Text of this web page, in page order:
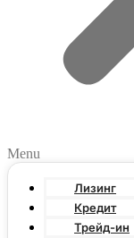
Menu
Лизинг
Кредит
Трейд-ин